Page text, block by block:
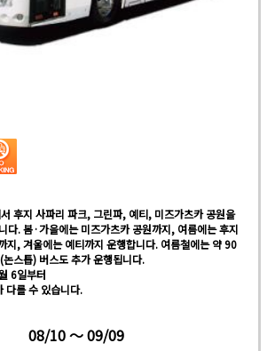
후지 사파리 파크, 그린파, 예티, 미즈가츠카 공원을
다. 봄·가을에는 미즈가츠카 공원까지, 여름에는 후지
지, 겨울에는 예티까지 운행합니다. 여름철에는 약 90
스톱) 버스도 추가 운행됩니다.
6일부터
다를 수 있습니다.
08/10 ～ 09/09